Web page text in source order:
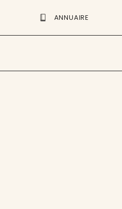
ANNUAIRE